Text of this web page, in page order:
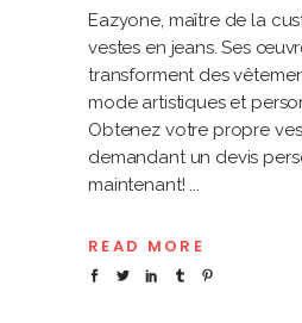
Eazyone, maître de la
vestes en jeans. Ses
transforment des
mode artistiques et
Obtenez votre propre
demandant un devis
maintenant!
READ MORE